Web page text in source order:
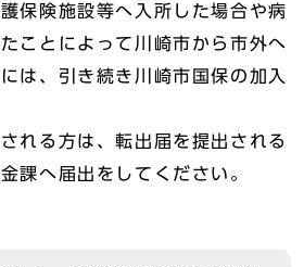
保険施設等へ入所した場合や病
ことによって川崎市から市外へ
は、引き続き川崎市国保の加入
れる方は、転出届を提出される
課へ届出をしてください。